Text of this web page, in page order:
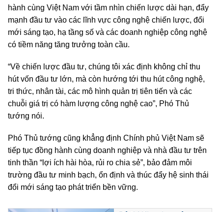
hành cùng Việt Nam với tầm nhìn chiến lược dài hạn, đẩy
mạnh đầu tư vào các lĩnh vực công nghệ chiến lược, đổi
mới sáng tạo, hạ tầng số và các doanh nghiệp công nghệ
có tiềm năng tăng trưởng toàn cầu.
“Về chiến lược đầu tư, chúng tôi xác định không chỉ thu
hút vốn đầu tư lớn, mà còn hướng tới thu hút công nghệ,
tri thức, nhân tài, các mô hình quản trị tiên tiến và các
chuỗi giá trị có hàm lượng công nghệ cao”, Phó Thủ
tướng nói.
Phó Thủ tướng cũng khẳng định Chính phủ Việt Nam sẽ
tiếp tục đồng hành cùng doanh nghiệp và nhà đầu tư trên
tinh thần “lợi ích hài hòa, rủi ro chia sẻ”, bảo đảm môi
trường đầu tư minh bạch, ổn định và thúc đẩy hệ sinh thái
đổi mới sáng tạo phát triển bền vững.